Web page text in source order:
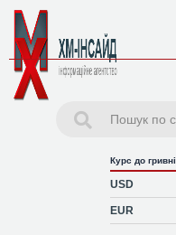
Курс до гривні
USD
EUR